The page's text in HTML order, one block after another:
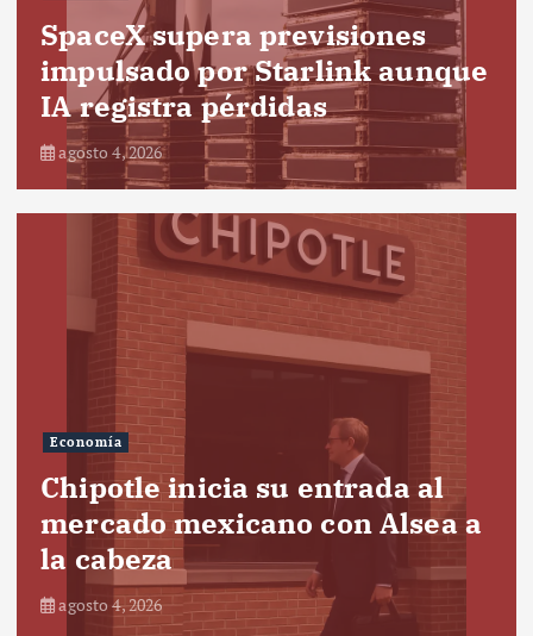
SpaceX supera previsiones
impulsado por Starlink aunque
IA registra pérdidas
agosto 4, 2026
Economía
Chipotle inicia su entrada al
mercado mexicano con Alsea a
la cabeza
agosto 4, 2026